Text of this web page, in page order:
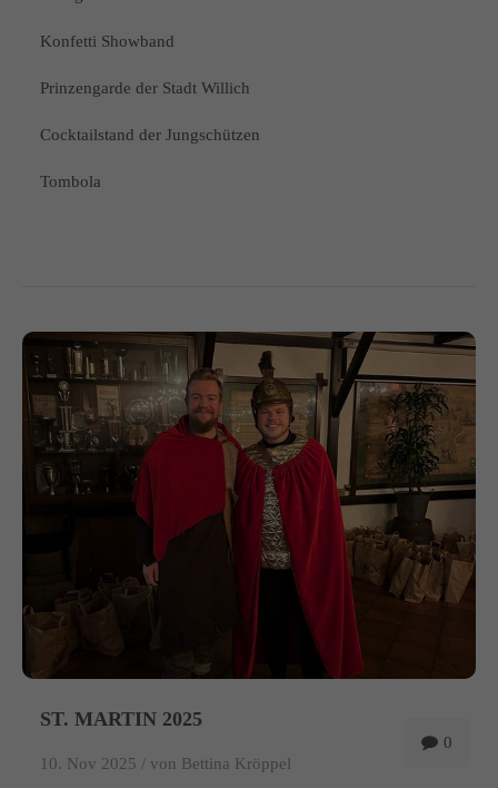
Konfetti Showband
Prinzengarde der Stadt Willich
Cocktailstand der Jungschützen
Tombola
0
ST. MARTIN 2025
10. Nov 2025 / von Bettina Kröppel